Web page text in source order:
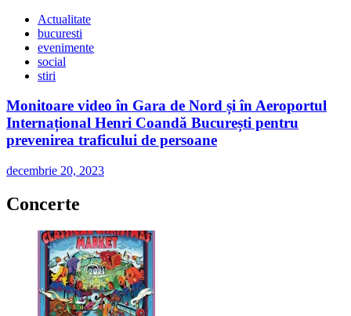
Actualitate
bucuresti
evenimente
social
stiri
Monitoare video în Gara de Nord și în Aeroportul
Internațional Henri Coandă București pentru
prevenirea traficului de persoane
decembrie 20, 2023
Concerte